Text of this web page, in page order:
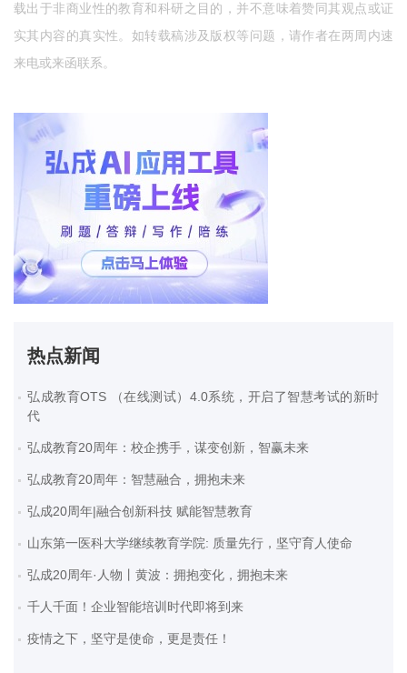
载出于非商业性的教育和科研之目的，并不意味着赞同其观点或证
实其内容的真实性。如转载稿涉及版权等问题，请作者在两周内速
来电或来函联系。
热点新闻
弘成教育OTS （在线测试）4.0系统，开启了智慧考试的新时
代
弘成教育20周年：校企携手，谋变创新，智赢未来
弘成教育20周年：智慧融合，拥抱未来
弘成20周年|融合创新科技 赋能智慧教育
山东第一医科大学继续教育学院: 质量先行，坚守育人使命
弘成20周年·人物丨黄波：拥抱变化，拥抱未来
千人千面！企业智能培训时代即将到来
疫情之下，坚守是使命，更是责任！